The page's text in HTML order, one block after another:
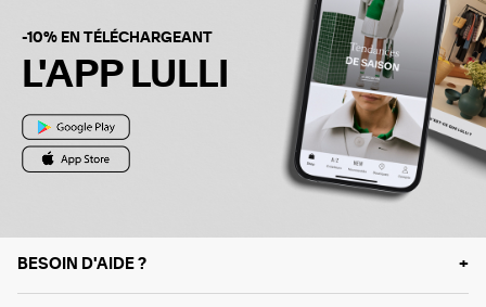
-10% EN TÉLÉCHARGEANT
L'APP LULLI
BESOIN D'AIDE ?